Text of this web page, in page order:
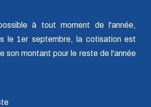
à tout moment de l'année,
le 1er septembre, la cotisation est
son montant pour le reste de l'année